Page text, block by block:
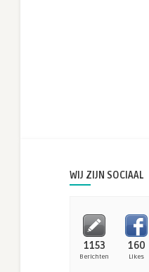
WIJ ZIJN SOCIAAL
1153
Berichten
160
Likes